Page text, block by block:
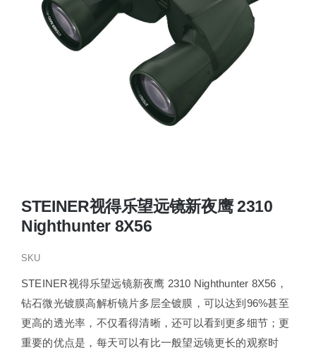
STEINER视得乐望远镜新夜鹰 2310
Nighthunter 8X56
SKU
STEINER视得乐望远镜新夜鹰 2310 Nighthunter 8X56，
钻石微光镀膜高解析镜片多层全镀膜，可以达到96%甚至
更高的透光率，不仅看得清晰，还可以看到更多细节；更
重要的优点是，每天可以有比一般望远镜更长的观察时